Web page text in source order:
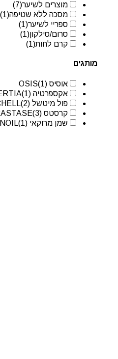
מוצרים לשיער(7)
מסכה ללא שטיפה(1)
ספריי לשיער(1)
סרום/סילקון(1)
קרם לחות(1)
מותגים
אוסיס OSIS(1)
אקספרטיה EXPERTIA(1)
פול מיטשל PAUL MITCHELL(2)
קרסטס KERASTASE(3)
שמן מרוקאי MOROCCANOIL(1)